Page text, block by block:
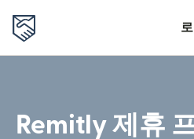
Remitly 제휴